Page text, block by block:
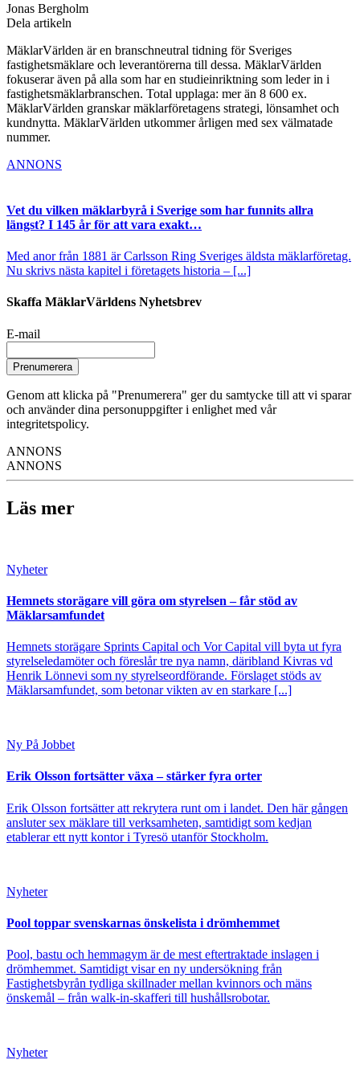
Jonas Bergholm
Dela artikeln
MäklarVärlden är en branschneutral tidning för Sveriges
fastighetsmäklare och leverantörerna till dessa. MäklarVärlden
fokuserar även på alla som har en studieinriktning som leder in i
fastighetsmäklarbranschen. Total upplaga: mer än 8 600 ex.
MäklarVärlden granskar mäklarföretagens strategi, lönsamhet och
kundnytta. MäklarVärlden utkommer årligen med sex välmatade
nummer.
ANNONS
Vet du vilken mäklarbyrå i Sverige som har funnits allra
längst? I 145 år för att vara exakt…
Med anor från 1881 är Carlsson Ring Sveriges äldsta mäklarföretag.
Nu skrivs nästa kapitel i företagets historia – [...]
Skaffa MäklarVärldens Nyhetsbrev
E-mail
Prenumerera
Genom att klicka på "Prenumerera" ger du samtycke till att vi sparar
och använder dina personuppgifter i enlighet med vår
integritetspolicy.
ANNONS
ANNONS
Läs mer
Nyheter
Hemnets storägare vill göra om styrelsen – får stöd av
Mäklarsamfundet
Hemnets storägare Sprints Capital och Vor Capital vill byta ut fyra
styrelseledamöter och föreslår tre nya namn, däribland Kivras vd
Henrik Lönnevi som ny styrelseordförande. Förslaget stöds av
Mäklarsamfundet, som betonar vikten av en starkare [...]
Ny På Jobbet
Erik Olsson fortsätter växa – stärker fyra orter
Erik Olsson fortsätter att rekrytera runt om i landet. Den här gången
ansluter sex mäklare till verksamheten, samtidigt som kedjan
etablerar ett nytt kontor i Tyresö utanför Stockholm.
Nyheter
Pool toppar svenskarnas önskelista i drömhemmet
Pool, bastu och hemmagym är de mest eftertraktade inslagen i
drömhemmet. Samtidigt visar en ny undersökning från
Fastighetsbyrån tydliga skillnader mellan kvinnors och mäns
önskemål – från walk-in-skafferi till hushållsrobotar.
Nyheter